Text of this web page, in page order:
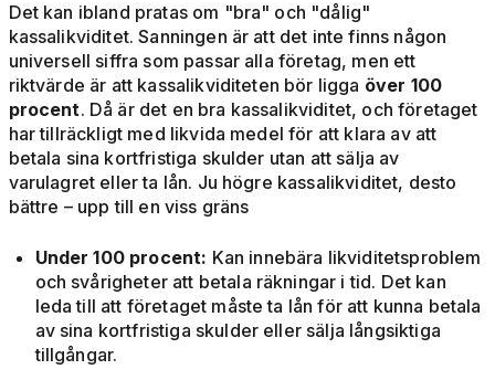
Det kan ibland pratas om "bra" och "dålig"
kassalikviditet. Sanningen är att det inte finns någon
universell siffra som passar alla företag, men ett
riktvärde är att kassalikviditeten bör ligga över 100
procent. Då är det en bra kassalikviditet, och företaget
har tillräckligt med likvida medel för att klara av att
betala sina kortfristiga skulder utan att sälja av
varulagret eller ta lån. Ju högre kassalikviditet, desto
bättre – upp till en viss gräns
Under 100 procent: Kan innebära likviditetsproblem
och svårigheter att betala räkningar i tid. Det kan
leda till att företaget måste ta lån för att kunna betala
av sina kortfristiga skulder eller sälja långsiktiga
tillgångar.